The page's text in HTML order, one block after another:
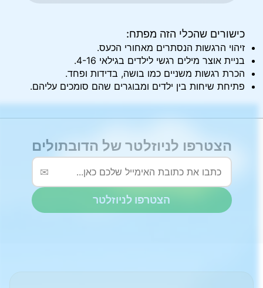
כישורים שהכלי הזה מפתח:
זיהוי הרגשות הנסתרים מאחורי הכעס.
בניית אוצר מילים רגשי לילדים בגילאי 4-16.
הכרת רגשות משניים כמו בושה, בדידות ופחד.
פתיחת שיחות בין ילדים ומבוגרים שהם סומכים עליהם.
הצטרפו לניוזלטר של הדובתולים
✉
הצטרפו לניוזלטר